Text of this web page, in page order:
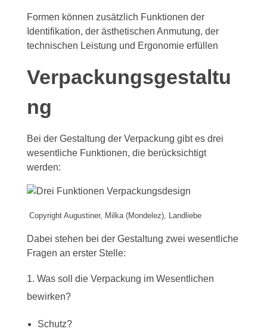
Formen können zusätzlich Funktionen der
Identifikation, der ästhetischen Anmutung, der
technischen Leistung und Ergonomie erfüllen
Verpackungsgestaltu
ng
Bei der Gestaltung der Verpackung gibt es drei
wesentliche Funktionen, die berücksichtigt
werden:
Copyright Augustiner, Milka (Mondelez), Landliebe
Dabei stehen bei der Gestaltung zwei wesentliche
Fragen an erster Stelle:
Was soll die Verpackung im Wesentlichen
bewirken?
Schutz?